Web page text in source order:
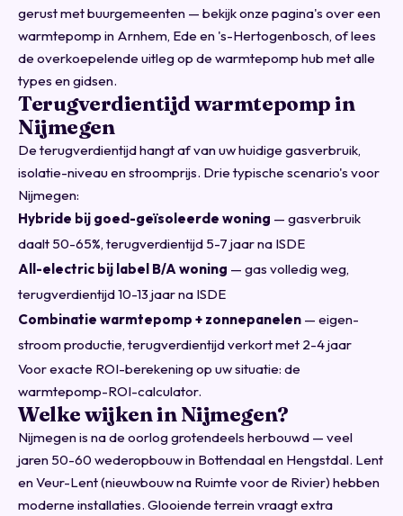
gerust met buurgemeenten — bekijk onze pagina's over een
warmtepomp in Arnhem, Ede en 's-Hertogenbosch, of lees
de overkoepelende uitleg op de warmtepomp hub met alle
types en gidsen.
Terugverdientijd warmtepomp in
Nijmegen
De terugverdientijd hangt af van uw huidige gasverbruik,
isolatie-niveau en stroomprijs. Drie typische scenario's voor
Nijmegen:
Hybride bij goed-geïsoleerde woning — gasverbruik
daalt 50-65%, terugverdientijd 5-7 jaar na ISDE
All-electric bij label B/A woning — gas volledig weg,
terugverdientijd 10-13 jaar na ISDE
Combinatie warmtepomp + zonnepanelen — eigen-
stroom productie, terugverdientijd verkort met 2-4 jaar
Voor exacte ROI-berekening op uw situatie: de
warmtepomp-ROI-calculator.
Welke wijken in Nijmegen?
Nijmegen is na de oorlog grotendeels herbouwd — veel
jaren 50-60 wederopbouw in Bottendaal en Hengstdal. Lent
en Veur-Lent (nieuwbouw na Ruimte voor de Rivier) hebben
moderne installaties. Glooiende terrein vraagt extra